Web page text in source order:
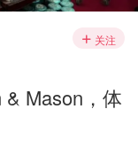
关注
Mason，体